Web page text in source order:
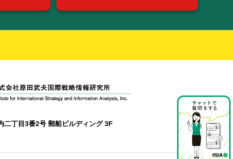
二丁目3番2号 郵船ビルディング 3F